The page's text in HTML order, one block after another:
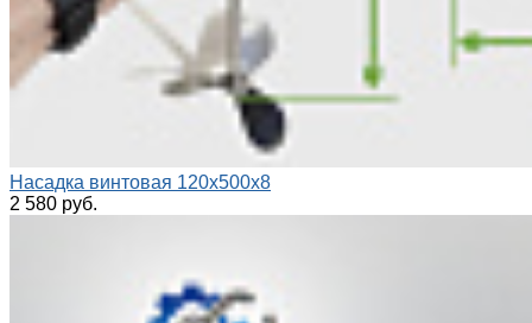
Насадка винтовая 120х500х8
2 580 руб.